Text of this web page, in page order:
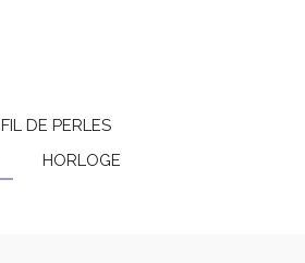
FIL DE PERLES
HORLOGE